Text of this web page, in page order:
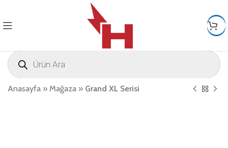
Anasayfa » Mağaza » Grand XL Serisi